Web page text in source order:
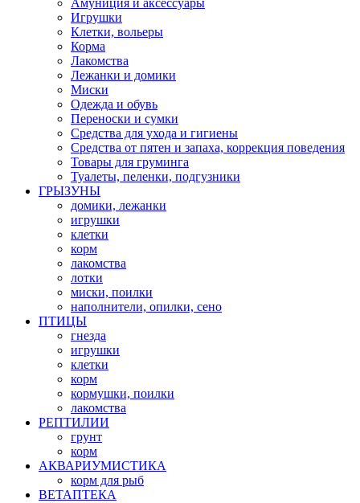
Игрушки
Клетки, вольеры
Корма
Лакомства
Лежанки и домики
Миски
Одежда и обувь
Переноски и сумки
Средства для ухода и гигиены
Средства от пятен и запаха, коррекция поведения
Товары для груминга
Туалеты, пеленки, подгузники
ГРЫЗУНЫ
домики, лежанки
игрушки
клетки
корм
лакомства
лотки
миски, поилки
наполнители, опилки, сено
ПТИЦЫ
гнезда
игрушки
клетки
корм
кормушки, поилки
лакомства
РЕПТИЛИИ
грунт
корм
АКВАРИУМИСТИКА
корм для рыб
ВЕТАПТЕКА